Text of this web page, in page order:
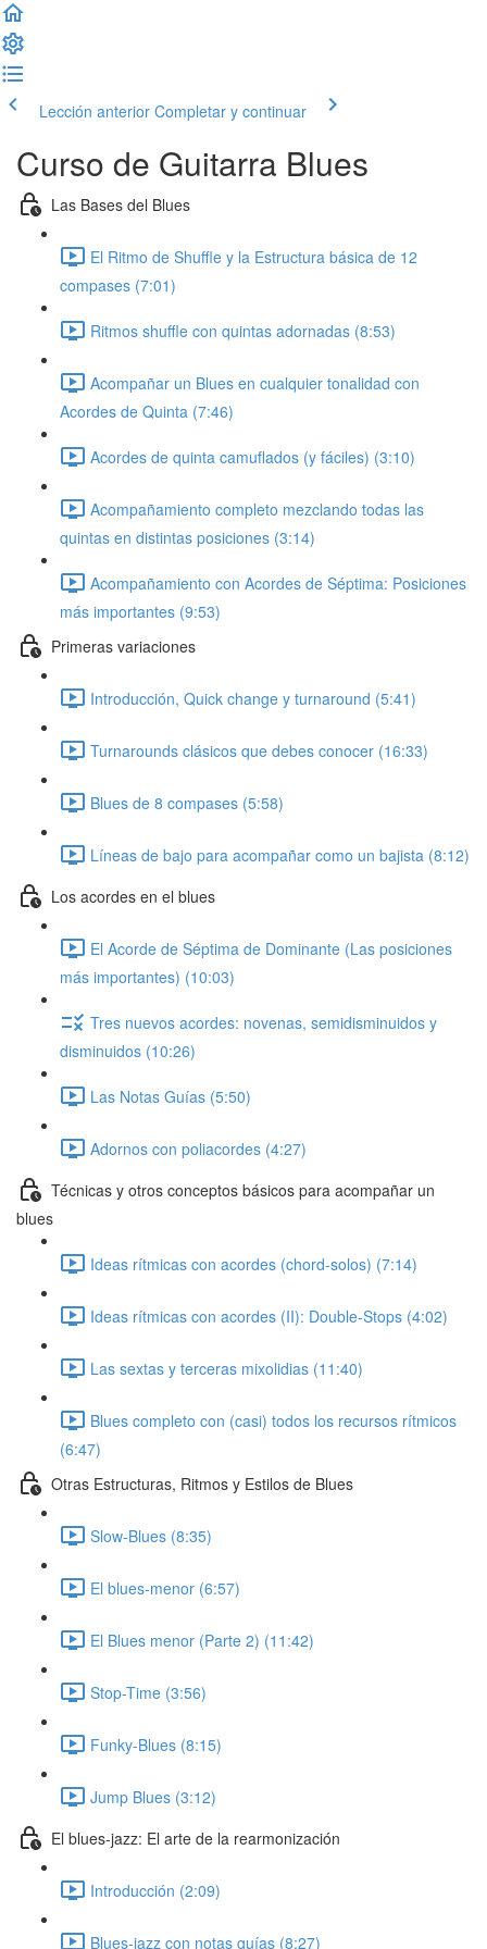
Lección anterior Completar y continuar
Curso de Guitarra Blues
Las Bases del Blues
El Ritmo de Shuffle y la Estructura básica de 12
compases (7:01)
Ritmos shuffle con quintas adornadas (8:53)
Acompañar un Blues en cualquier tonalidad con
Acordes de Quinta (7:46)
Acordes de quinta camuflados (y fáciles) (3:10)
Acompañamiento completo mezclando todas las
quintas en distintas posiciones (3:14)
Acompañamiento con Acordes de Séptima: Posiciones
más importantes (9:53)
Primeras variaciones
Introducción, Quick change y turnaround (5:41)
Turnarounds clásicos que debes conocer (16:33)
Blues de 8 compases (5:58)
Líneas de bajo para acompañar como un bajista (8:12)
Los acordes en el blues
El Acorde de Séptima de Dominante (Las posiciones
más importantes) (10:03)
Tres nuevos acordes: novenas, semidisminuidos y
disminuidos (10:26)
Las Notas Guías (5:50)
Adornos con poliacordes (4:27)
Técnicas y otros conceptos básicos para acompañar un
blues
Ideas rítmicas con acordes (chord-solos) (7:14)
Ideas rítmicas con acordes (II): Double-Stops (4:02)
Las sextas y terceras mixolidias (11:40)
Blues completo con (casi) todos los recursos rítmicos
(6:47)
Otras Estructuras, Ritmos y Estilos de Blues
Slow-Blues (8:35)
El blues-menor (6:57)
El Blues menor (Parte 2) (11:42)
Stop-Time (3:56)
Funky-Blues (8:15)
Jump Blues (3:12)
El blues-jazz: El arte de la rearmonización
Introducción (2:09)
Blues-jazz con notas guías (8:27)